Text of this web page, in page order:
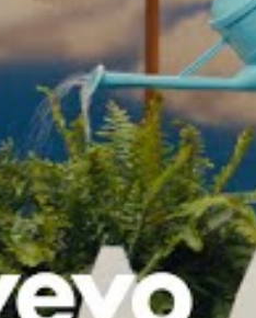
L’arbitrage au féminin en NBA, un
véritable périple : une évolution
constante pour casser les codes
mai 5, 2021
Dans "Actualités"
RELATED TOPICS ARBITRES